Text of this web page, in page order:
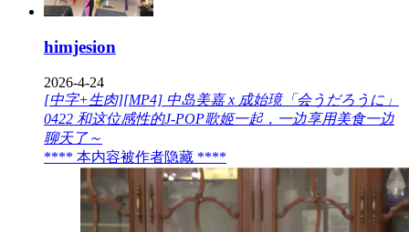
himjesion
2026-4-24
[中字+生肉][MP4] 中岛美嘉 x 成始璄「会うだろうに」
0422 和这位感性的J-POP歌姬一起，一边享用美食一边
聊天了～
**** 本内容被作者隐藏 ****